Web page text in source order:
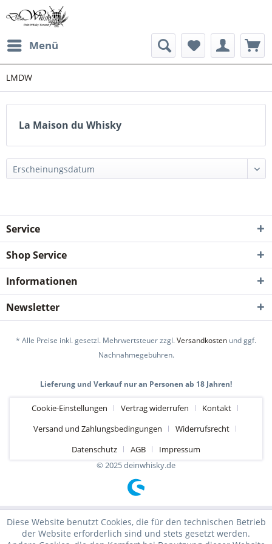
Menü
LMDW
La Maison du Whisky
Service
Shop Service
Informationen
Newsletter
* Alle Preise inkl. gesetzl. Mehrwertsteuer zzgl.Versandkosten und ggf.
Nachnahmegebühren.
Lieferung und Verkauf nur an Personen ab 18 Jahren!
Cookie-Einstellungen Vertrag widerrufen
Kontakt
Versand und Zahlungsbedingungen
Widerrufsrecht
Datenschutz
AGB
Impressum
© 2025 deinwhisky.de
Diese Website benutzt Cookies, die für den technischen Betrieb
der Website erforderlich sind und stets gesetzt werden.